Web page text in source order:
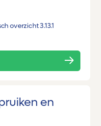
overzicht 3.13.1
en